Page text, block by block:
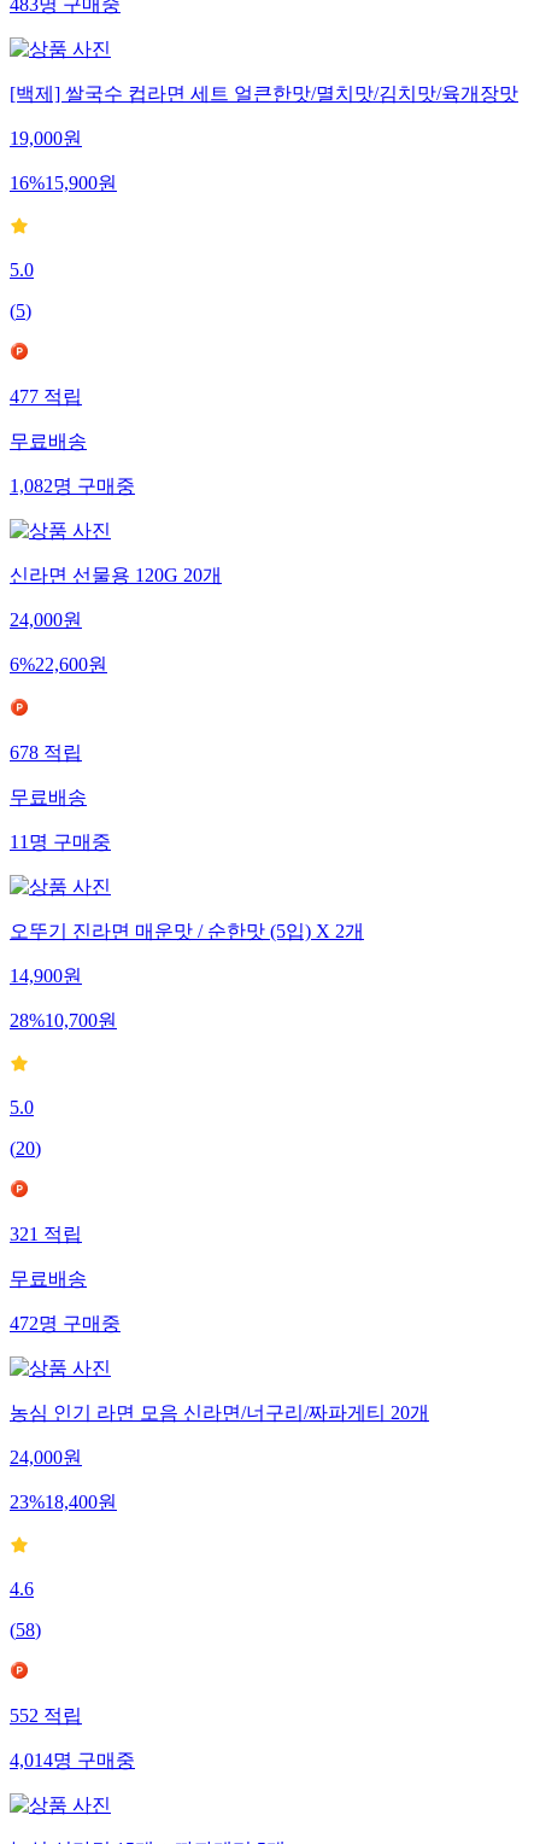
483명구매중
[백제] 쌀국수 컵라면 세트 얼큰한맛/멸치맛/김치맛/육개장맛
19,000원
16%15,900원
5.0
(5)
477적립
무료배송
1,082명구매중
신라면 선물용 120G 20개
24,000원
6%22,600원
678적립
무료배송
11명구매중
오뚜기 진라면 매운맛 / 순한맛 (5입) X 2개
14,900원
28%10,700원
5.0
(20)
321적립
무료배송
472명구매중
농심 인기 라면 모음 신라면/너구리/짜파게티 20개
24,000원
23%18,400원
4.6
(58)
552적립
4,014명구매중